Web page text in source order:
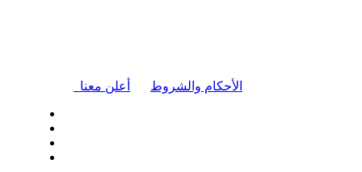
أعلن معنا الأحكام والشروط